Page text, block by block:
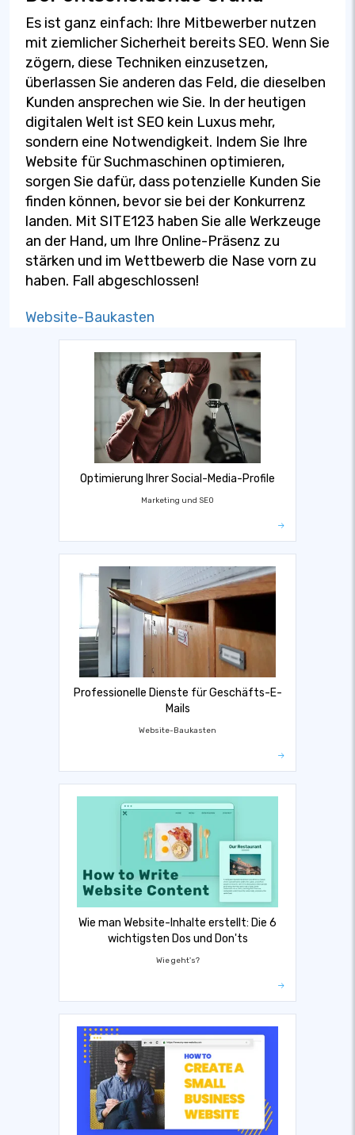
Es ist ganz einfach: Ihre Mitbewerber nutzen
mit ziemlicher Sicherheit bereits SEO. Wenn Sie
zögern, diese Techniken einzusetzen,
überlassen Sie anderen das Feld, die dieselben
Kunden ansprechen wie Sie. In der heutigen
digitalen Welt ist SEO kein Luxus mehr,
sondern eine Notwendigkeit. Indem Sie Ihre
Website für Suchmaschinen optimieren,
sorgen Sie dafür, dass potenzielle Kunden Sie
finden können, bevor sie bei der Konkurrenz
landen. Mit SITE123 haben Sie alle Werkzeuge
an der Hand, um Ihre Online-Präsenz zu
stärken und im Wettbewerb die Nase vorn zu
haben. Fall abgeschlossen!
Website-Baukasten
Optimierung Ihrer Social-Media-Profile
Marketing und SEO
Professionelle Dienste für Geschäfts-E-
Mails
Website-Baukasten
Wie man Website-Inhalte erstellt: Die 6
wichtigsten Dos und Don'ts
Wie geht's?